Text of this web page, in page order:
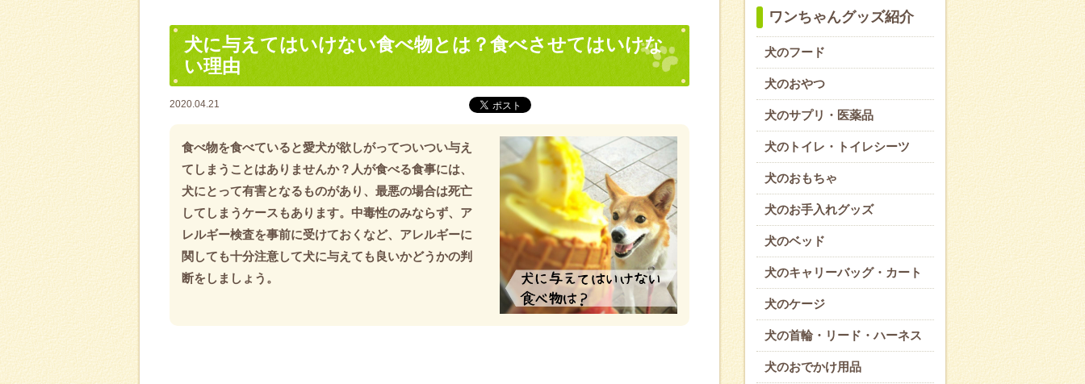
犬に与えてはいけない食べ物とは？食べさせてはいけな
い理由
2020.04.21
食べ物を食べていると愛犬が欲しがってついつい与え
てしまうことはありませんか？人が食べる食事には、
犬にとって有害となるものがあり、最悪の場合は死亡
してしまうケースもあります。中毒性のみならず、ア
レルギー検査を事前に受けておくなど、アレルギーに
関しても十分注意して犬に与えても良いかどうかの判
断をしましょう。
ワンちゃんグッズ紹介
犬のフード
犬のおやつ
犬のサプリ・医薬品
犬のトイレ・トイレシーツ
犬のおもちゃ
犬のお手入れグッズ
犬のベッド
犬のキャリーバッグ・カート
犬のケージ
犬の首輪・リード・ハーネス
犬のおでかけ用品